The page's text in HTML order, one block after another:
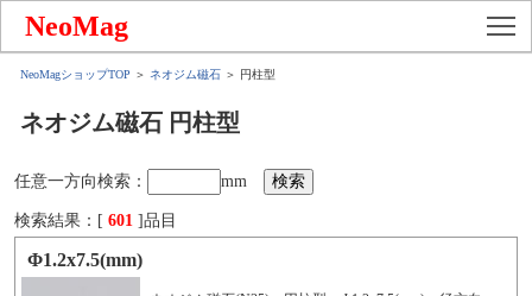
NeoMag
NeoMagショップTOP ＞ ネオジム磁石 ＞ 円柱型
ネオジム磁石 円柱型
任意一方向検索： mm
検索結果：[ 601 ]品目
Φ1.2x7.5(mm)